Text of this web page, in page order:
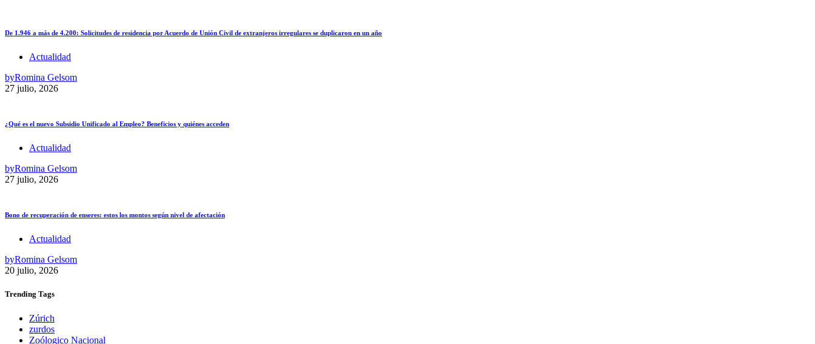
De 1.946 a más de 4.200: Solicitudes de residencia por Acuerdo de Unión Civil de extranjeros irregulares se duplicaron en un año
Actualidad
byRomina Gelsom
27 julio, 2026
¿Qué es el nuevo Subsidio Unificado al Empleo? Beneficios y quiénes acceden
Actualidad
byRomina Gelsom
27 julio, 2026
Bono de recuperación de enseres: estos los montos según nivel de afectación
Actualidad
byRomina Gelsom
20 julio, 2026
Trending Tags
Zúrich
zurdos
Zoólogico Nacional